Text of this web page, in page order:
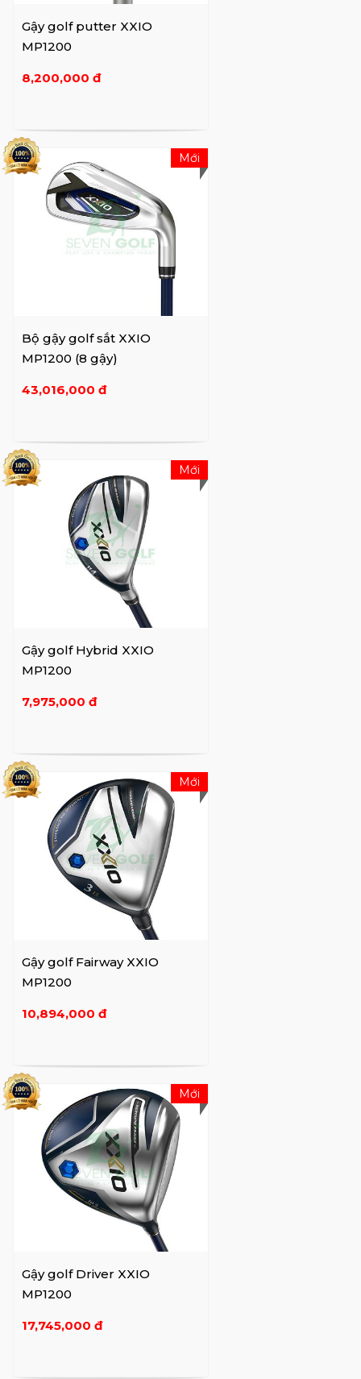
Gậy golf putter XXIO
MP1200
8,200,000 đ
Bộ gậy golf sắt XXIO
MP1200 (8 gậy)
43,016,000 đ
Mới
Gậy golf Hybrid XXIO
MP1200
7,975,000 đ
Mới
Gậy golf Fairway XXIO
MP1200
10,894,000 đ
Mới
Gậy golf Driver XXIO
MP1200
17,745,000 đ
Mới